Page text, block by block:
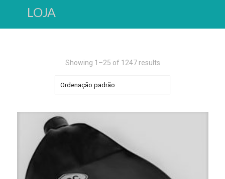
LOJA
Showing 1–25 of 1247 results